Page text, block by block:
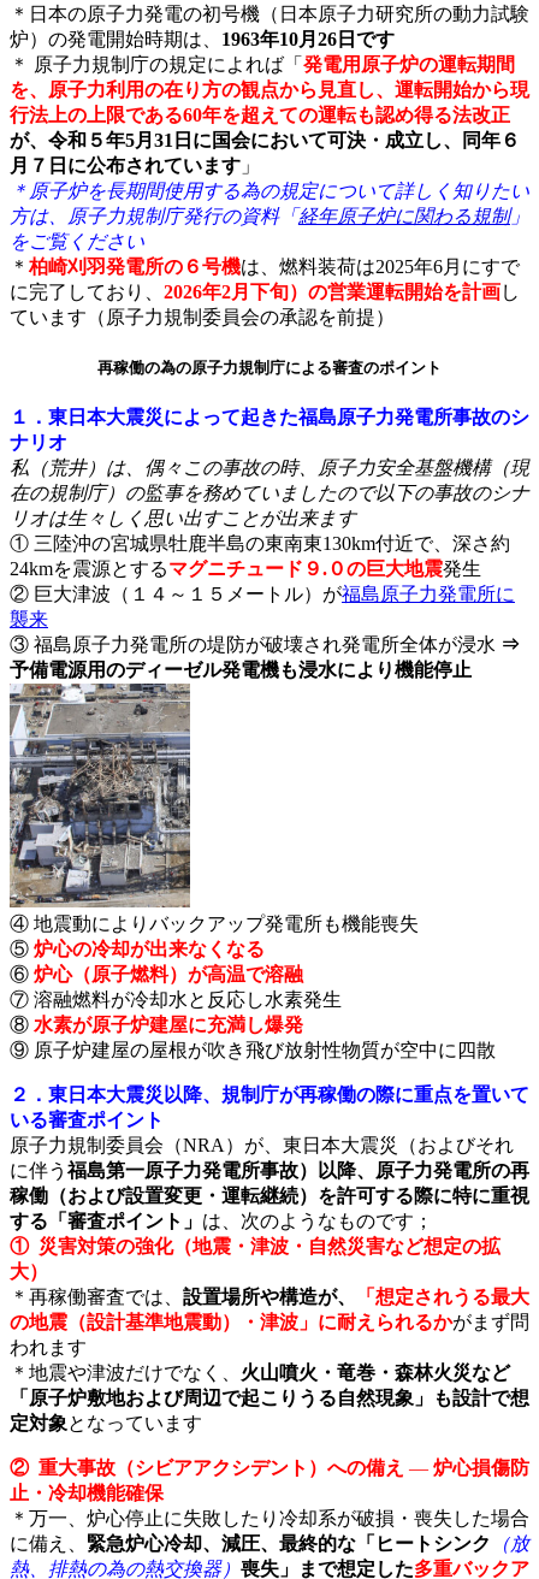
＊ 日本の原子力発電の初号機（日本原子力研究所の動力試験
炉）の発電開始時期は、 1963年10月26日です
＊ 原子力規制庁の規定によれば「 発電用原子炉の運転期間
を、原子力利用の在り方の観点から見直し、運転開始から現
行法上の上限である60年を超えての運転も認め得る法改正
が、令和５年5月31日に国会において可決・成立し、同年６
月７日に公布されています 」
＊原子炉を長期間使用する為の規定について詳しく知りたい
方は、原子力規制庁発行の資料「 経年原子炉に関わる規制」
をご覧ください
＊柏崎刈羽発電所の６号機は、燃料装荷は2025年6月にすで
に完了しており、 2026年2月下旬）の営業運転開始を計画し
ています（原子力規制委員会の承認を前提）
再稼働の為の原子力規制庁による審査のポイント
１．東日本大震災によって起きた福島原子力発電所事故のシ
ナリオ
私（荒井）は、偶々この事故の時、原子力安全基盤機構（現
在の規制庁）の監事を務めていましたので以下の事故のシナ
リオは生々しく思い出すことが出来ます
① 三陸沖の宮城県牡鹿半島の東南東130km付近で、深さ約
24kmを震源とするマグニチュード９.０の巨大地震発生
② 巨大津波（１４～１５メートル）が福島原子力発電所に
襲来
③ 福島原子力発電所の堤防が破壊され発電所全体が浸水 ⇒
予備電源用のディーゼル発電機も浸水により機能停止
④ 地震動によりバックアップ発電所も機能喪失
⑤ 炉心の冷却が出来なくなる
⑥ 炉心（原子燃料）が高温で溶融
⑦ 溶融燃料が冷却水と反応し水素発生
⑧ 水素が原子炉建屋に充満し爆発
⑨ 原子炉建屋の屋根が吹き飛び放射性物質が空中に四散
２．東日本大震災以降、規制庁が再稼働の際に重点を置いて
いる審査ポイント
原子力規制委員会（NRA）が、東日本大震災（およびそれ
に伴う福島第一原子力発電所事故）以降、原子力発電所の再
稼働（および設置変更・運転継続）を許可する際に特に重視
する「審査ポイント」 は、次のようなものです；
① 災害対策の強化（地震・津波・自然災害など想定の拡
大）
＊再稼働審査では、 設置場所や構造が、
「想定されうる最大
の地震（設計基準地震動）・津波」に耐えられるかがまず問
われます
＊地震や津波だけでなく、 火山噴火・竜巻・森林火災など
「原子炉敷地および周辺で起こりうる自然現象」も設計で想
定対象となっています
② 重大事故（シビアアクシデント）への備え ― 炉心損傷防
止・冷却機能確保
＊万一、炉心停止に失敗したり冷却系が破損・喪失した場合
に備え、 緊急炉心冷却、減圧、最終的な「ヒートシンク
（放
熱、排熱の為の熱交換器） 喪失」まで想定した多重バックア